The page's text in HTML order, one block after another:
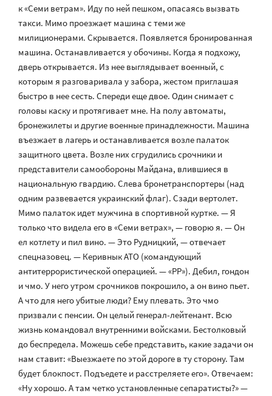
к «Семи ветрам». Иду по ней пешком, опасаясь вызвать
такси. Мимо проезжает машина с теми же
милиционерами. Скрывается. Появляется бронированная
машина. Останавливается у обочины. Когда я подхожу,
дверь открывается. Из нее выглядывает военный, с
которым я разговаривала у забора, жестом приглашая
быстро в нее сесть. Спереди еще двое. Один снимает с
головы каску и протягивает мне. На полу автоматы,
бронежилеты и другие военные принадлежности. Машина
въезжает в лагерь и останавливается возле палаток
защитного цвета. Возле них сгрудились срочники и
представители самообороны Майдана, влившиеся в
национальную гвардию. Слева бронетранспортеры (над
одним развевается украинский флаг). Сзади вертолет.
Мимо палаток идет мужчина в спортивной куртке. — Я
только что видела его в «Семи ветрах», — говорю я. — Он
ел котлету и пил вино. — Это Рудницкий, — отвечает
спецназовец. — Керивнык АТО (командующий
антитеррористической операцией. — «РР»). Дебил, гондон
и чмо. У него утром срочников покрошило, а он вино пьет.
А что для него убитые люди? Ему плевать. Это чмо
призвали с пенсии. Он целый генерал-лейтенант. Всю
жизнь командовал внутренними войсками. Бестолковый
до беспредела. Можешь себе представить, какие задачи он
нам ставит: «Выезжаете по этой дороге в ту сторону. Там
будет блокпост. Подъедете и расстреляете его». Отвечаем:
«Ну хорошо. А там четко установленные сепаратисты?» —